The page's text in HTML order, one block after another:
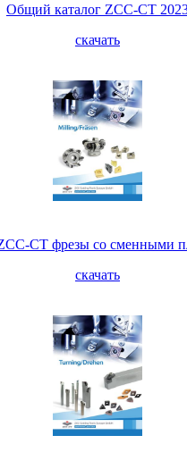
Общий каталог ZCC-CT
скачать
CT фрезы со сменными
скачать